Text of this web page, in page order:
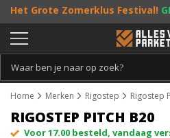
Het Grote Zomerklus Festival!
bestelling vanaf €25, entoffe
Persoonlijk & gratis advies:013 - 207
Home Merken Rigostep Rigostep
RIGOSTEP PITCH B20
Voor 17.00 besteld, vandaag